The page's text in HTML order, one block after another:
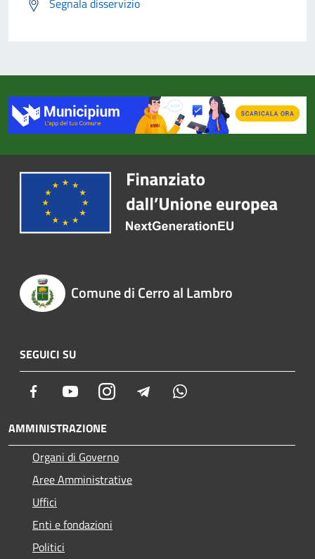
Segnala disservizio
Comune di Cerro al Lambro
SEGUICI SU
Facebook YoutubeInstagram Telegram
AMMINISTRAZIONE
Organi di Governo
Aree Amministrative
Uffici
Enti e fondazioni
Politici